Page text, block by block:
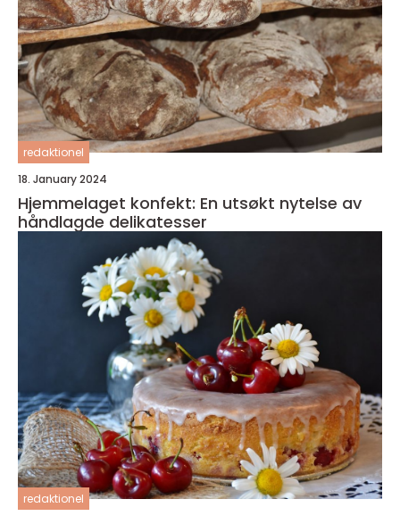
redaktionel
18. January 2024
Hjemmelaget konfekt: En utsøkt nytelse av
håndlagde delikatesser
redaktionel